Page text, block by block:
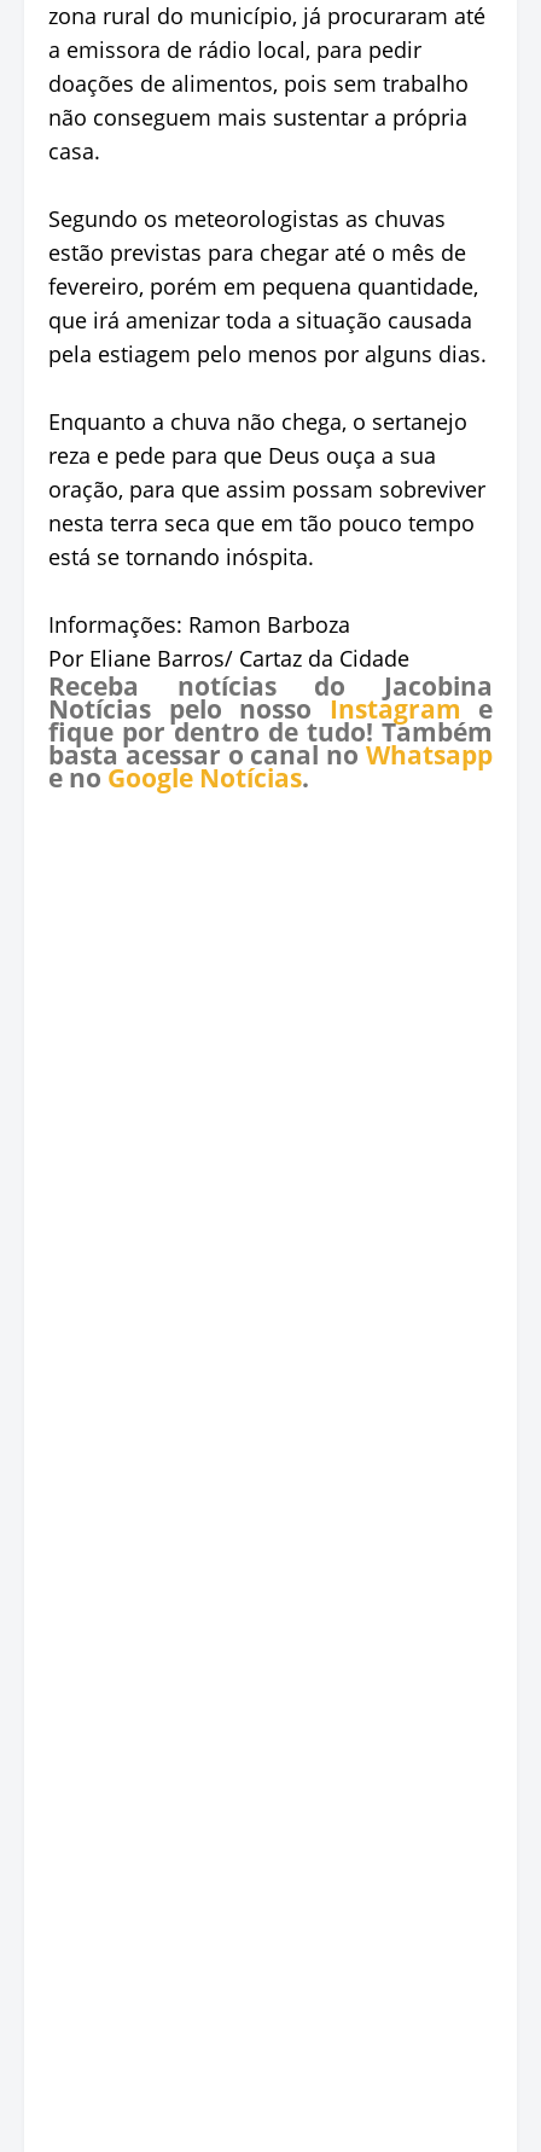
zona rural do município, já procuraram até
a emissora de rádio local, para pedir
doações de alimentos, pois sem trabalho
não conseguem mais sustentar a própria
casa.
Segundo os meteorologistas as chuvas
estão previstas para chegar até o mês de
fevereiro, porém em pequena quantidade,
que irá amenizar toda a situação causada
pela estiagem pelo menos por alguns dias.
Enquanto a chuva não chega, o sertanejo
reza e pede para que Deus ouça a sua
oração, para que assim possam sobreviver
nesta terra seca que em tão pouco tempo
está se tornando inóspita.
Informações: Ramon Barboza
Por Eliane Barros/ Cartaz da Cidade
Receba notícias do Jacobina
Notícias pelo nosso Instagram e
fique por dentro de tudo! Também
basta acessar o canal no Whatsapp
e no Google Notícias.